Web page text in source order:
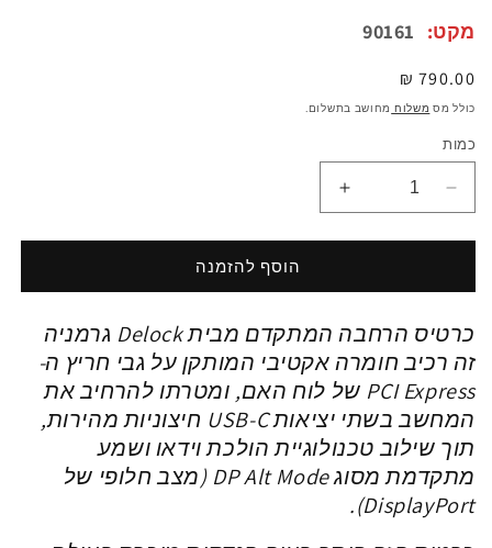
מקט: 90161
מחיר
רגיל
790.00 ₪
כולל מס משלוח מחושב בתשלום.
כמות
הפחתת
כמות
ל
Delock
x4
עם
יציאת
USB-
C
DP
Alt
Mode
8K
+
הגדלת
כמות
ל
כרטיס
Delock
x4
עם
יציאת
USB-
C
DP
Alt
+
הוסף להזמנה
כרטיס
הרחבה המתקדם מבית Delock גרמניה
זה רכיב חומרה אקטיבי המותקן על גבי חריץ ה-
PCI Express של לוח האם, ומטרתו להרחיב את
המחשב בשתי יציאות USB-C חיצוניות מהירות,
תוך שילוב טכנולוגיית הולכת וידאו ושמע
מתקדמת מסוג DP Alt Mode (מצב חלופי של
DisplayPort).